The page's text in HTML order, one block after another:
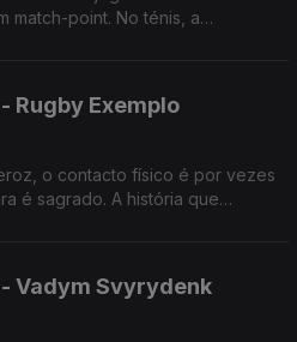
match-point. No ténis, a
Rugby Exemplo
o contacto físico é por vezes
é sagrado. A história que
Vadym Svyrydenk